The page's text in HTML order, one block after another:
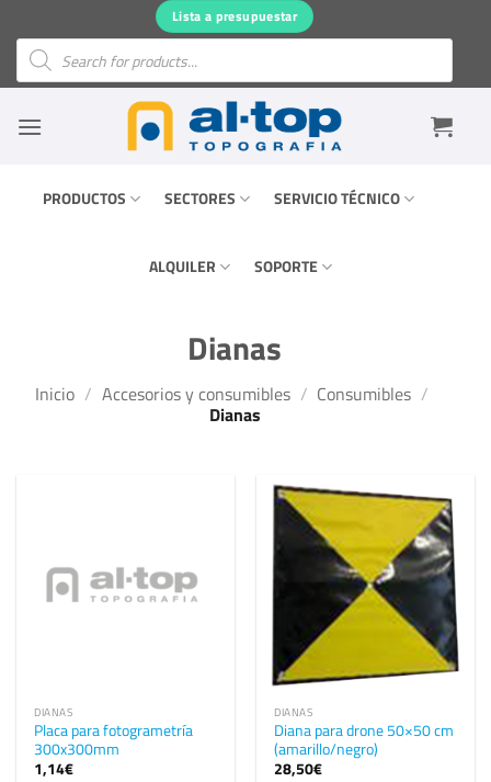
contenido
Lista a presupuestar
Búsqueda
productos
PRODUCTOS SECTORES SERVICIO TÉCNICO
ALQUILER SOPORTE
Dianas
Inicio / Accesorios y consumibles / Consumibles /
Dianas
DIANAS
Placa para fotogrametría
300x300mm
1,14€
DIANAS
Diana para drone 50×50 cm
(amarillo/negro)
28,50€